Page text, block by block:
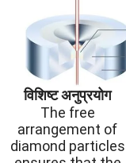
विशिष्ट अनुप्रयोग
The free
arrangement of
diamond particles